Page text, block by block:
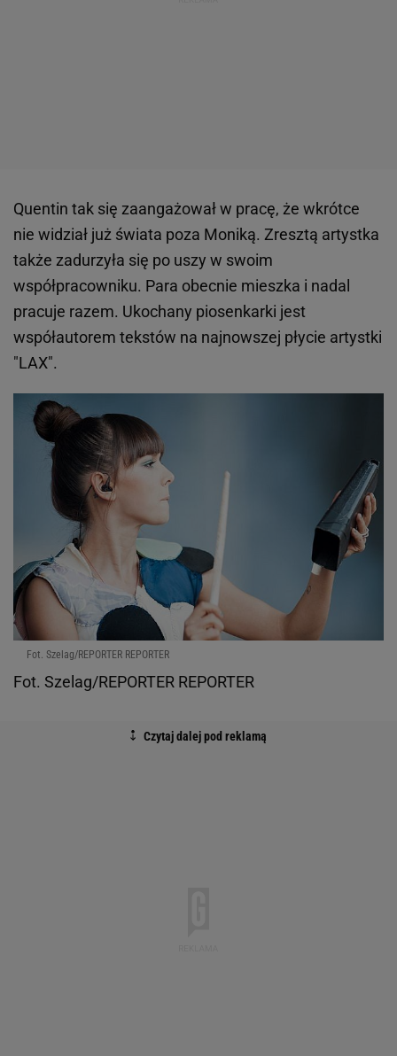
Quentin tak się zaangażował w pracę, że wkrótce
nie widział już świata poza Moniką. Zresztą artystka
także zadurzyła się po uszy w swoim
współpracowniku. Para obecnie mieszka i nadal
pracuje razem. Ukochany piosenkarki jest
współautorem tekstów na najnowszej płycie artystki
"LAX".
Fot. Szelag/REPORTER REPORTER
Fot. Szelag/REPORTER REPORTER